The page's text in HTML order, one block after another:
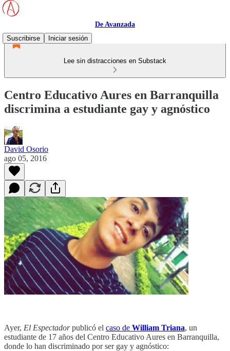
De Avanzada
Suscribirse
Iniciar sesión
Lee sin distracciones en Substack
Centro Educativo Aures en Barranquilla
discrimina a estudiante gay y agnóstico
David Osorio
ago 05, 2016
Ayer, El Espectadorpublicó el caso de William Triana, un
estudiante de 17 años del Centro Educativo Aures en Barranquilla,
donde lo han discriminado por ser gay y agnóstico: